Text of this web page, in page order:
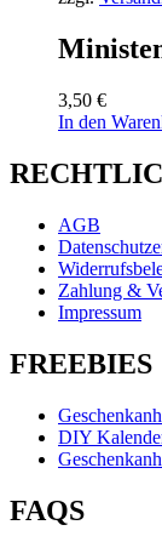
3,50 €
In den
AGB
Zahlung &
Impressum
FREEBIES
DIY
FAQS